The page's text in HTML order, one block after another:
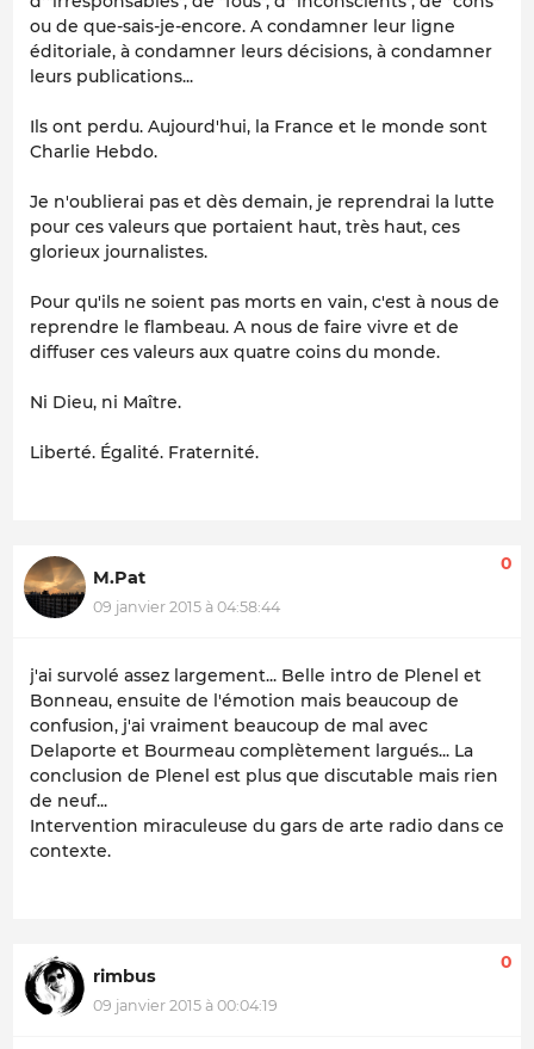
ou de que-sais-je-encore. A condamner leur ligne
éditoriale, à condamner leurs décisions, à condamner
leurs publications...
Ils ont perdu. Aujourd'hui, la France et le monde sont
Charlie Hebdo.
Je n'oublierai pas et dès demain, je reprendrai la lutte
pour ces valeurs que portaient haut, très haut, ces
glorieux journalistes.
Pour qu'ils ne soient pas morts en vain, c'est à nous de
reprendre le flambeau. A nous de faire vivre et de
diffuser ces valeurs aux quatre coins du monde.
Ni Dieu, ni Maître.
Liberté. Égalité. Fraternité.
M.Pat
09 janvier 2015 à 04:58:44
0
j'ai survolé assez largement... Belle intro de Plenel et
Bonneau, ensuite de l'émotion mais beaucoup de
confusion, j'ai vraiment beaucoup de mal avec
Delaporte et Bourmeau complètement largués... La
conclusion de Plenel est plus que discutable mais rien
de neuf...
Intervention miraculeuse du gars de arte radio dans ce
contexte.
rimbus
09 janvier 2015 à 00:04:19
0